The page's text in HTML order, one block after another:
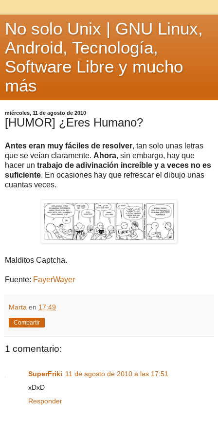
No solo Unix | GNU Linux,
Android, Tecnología,
Software Libre y mucho
más
miércoles, 11 de agosto de 2010
[HUMOR] ¿Eres Humano?
Antes eran muy fáciles de resolver, tan solo unas letras
que se veían claramente. Ahora, sin embargo, hay que
hacer un trabajo de adivinación increíble y a veces no es
suficiente. En ocasiones hay que refrescar el dibujo unas
cuantas veces.
Malditos Captcha.
Fuente: FayerWayer
Marta en 17:49
Compartir
1 comentario:
SuperFriki 11 de agosto de 2010 a las 17:51
xDxD
Responder